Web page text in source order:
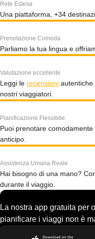
Rete Estesa
Una piattaforma, +34
Prenotazione Comoda
Parliamo la tua lingua e
Valutazione eccellente
Leggi le recensioni autentiche
nostri viaggiatori.
Pianificazione Flessibile
Puoi prenotare
anticipo.
Assistenza Umana Reale
Hai bisogno di una mano?
durante il viaggio.
La nostra app gratuita per
pianificare i viaggi non è